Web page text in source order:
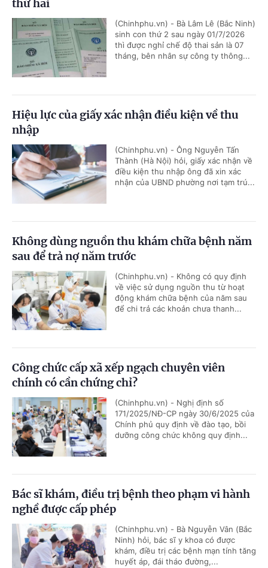
thứ hai
(Chinhphu.vn) - Bà Lâm Lê (Bắc Ninh)
sinh con thứ 2 sau ngày 01/7/2026
thì được nghỉ chế độ thai sản là 07
tháng, bên nhân sự công ty thông...
Hiệu lực của giấy xác nhận điều kiện về thu
nhập
(Chinhphu.vn) - Ông Nguyễn Tấn
Thành (Hà Nội) hỏi, giấy xác nhận về
điều kiện thu nhập ông đã xin xác
nhận của UBND phường nơi tạm trú...
Không dùng nguồn thu khám chữa bệnh năm
sau để trả nợ năm trước
(Chinhphu.vn) - Không có quy định
về việc sử dụng nguồn thu từ hoạt
động khám chữa bệnh của năm sau
để chi trả các khoản chưa thanh...
Công chức cấp xã xếp ngạch chuyên viên
chính có cần chứng chỉ?
(Chinhphu.vn) - Nghị định số
171/2025/NĐ-CP ngày 30/6/2025 của
Chính phủ quy định về đào tạo, bồi
dưỡng công chức không quy định...
Bác sĩ khám, điều trị bệnh theo phạm vi hành
nghề được cấp phép
(Chinhphu.vn) - Bà Nguyễn Vân (Bắc
Ninh) hỏi, bác sĩ y khoa có được
khám, điều trị các bệnh mạn tính tăng
huyết áp, đái tháo đường,...